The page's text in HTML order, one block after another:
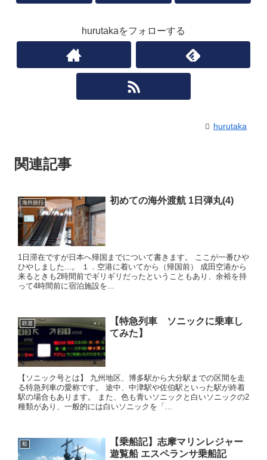
hurutakaをフォローする
hurutaka
関連記事
海外旅行 初めての海外渡航 1日弾丸(4)
1日滞在ですが日本へ帰国までについて書きます。 ここが一番ひや
ひやしました...。 １．空港に着いてから（帰国前） 成田空港から
来るときも2時間前でギリギリだったということもあり、余裕を持
って4時間前に宿泊施設を...
鉄道
【特急列車 ソニックに乗車し
てみた】
【ソニック号とは】 九州地区、博多駅から大分駅までの区間を走
る特急列車の愛称です。 途中、中津駅や佐伯駅といった駅が終着
駅の場合もあります。 また、色も青いソニックと白いソニックの2
種類があり、一般的には白いソニックを「...
船
【乗船記】志摩マリンレジャー
遊覧船 エスペランサ乗船記